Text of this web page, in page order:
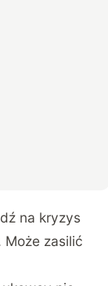
na kryzys
zasilić